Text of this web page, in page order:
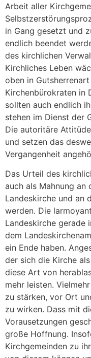
Arbeit aller
in Gang gesetzt und
endlich beendet
des kirchlichen
Kirchliches Leben
oben in
Kirchenbürokraten in
sollten auch endlich
stehen im Dienst der
Die autoritäre
und setzen das
Vergangenheit
Das Urteil des
auch als Mahnung an
Landeskirche und an
werden. Die
Landeskirche gerade
dem
ein Ende haben.
der sich die Kirche
diese Art von
mehr leisten.
zu stärken, vor Ort
zu wirken. Dass mit
Vorausetzungen
große Hoffnung.
Kirchgemeinden zu